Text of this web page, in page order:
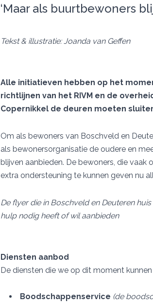
‘Maar als buurtbewoners
Tekst & illustratie: Joanda van Geffen
Alle initiatieven hebben op het
richtlijnen van het RIVM en de
Copernikkel de deuren moeten
Om als bewoners van Boschveld en
als bewonersorganisatie de oudere en
blijven aanbieden. De bewoners, die vaak
extra ondersteuning te kunnen geven nu
De flyer die in Boschveld en Deuteren
hulp nodig heeft of wil aanbieden
Diensten aanbod
De diensten die we op dit moment kunnen
Boodschappenservice (de